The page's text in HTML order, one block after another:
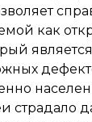
как
страдало